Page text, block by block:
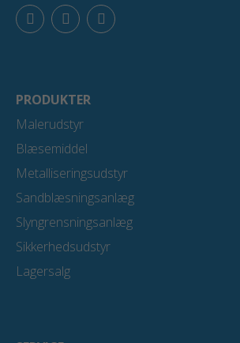
F
a
c
o
k
L
i
n
i
n
Y
o
u
PRODUKTER
Malerudstyr
Blæsemiddel
Metalliseringsudstyr
Sandblæsningsanlæg
Slyngrensningsanlæg
Sikkerhedsudstyr
Lagersalg